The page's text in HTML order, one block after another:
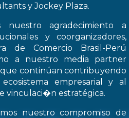
y Jockey Plaza.
nuestro agradecimiento a
y coorganizadores,
de Comercio Brasil-Perú
a nuestro media partner
que continúan contribuyendo
empresarial y al
vinculaci�n estratégica.
nuestro compromiso de